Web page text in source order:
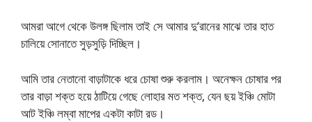
আমরা আগে থেকে উলঙ্গ ছিলাম তাই সে আমার দু’রানের মাঝে তার হাত
চালিয়ে সোনাতে সুড়সুড়ি দিচ্ছিল।
আমি তার নেতানো বাড়াটাকে ধরে চোষা শুরু করলাম। অনেক্ষন চোষার পর
তার বাড়া শক্ত হয়ে ঠাটিয়ে গেছে লোহার মত শক্ত, যেন ছয় ইঞ্চি মোটা
আট ইঞ্চি লম্বা মাপের একটা কাটা রড।